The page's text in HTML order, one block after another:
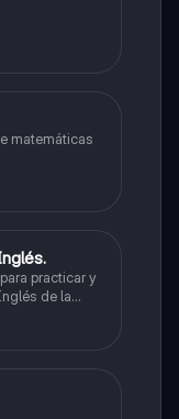
matemáticas
practicar y
de la